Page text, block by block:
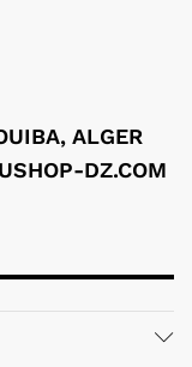
ALGER
DZ.COM